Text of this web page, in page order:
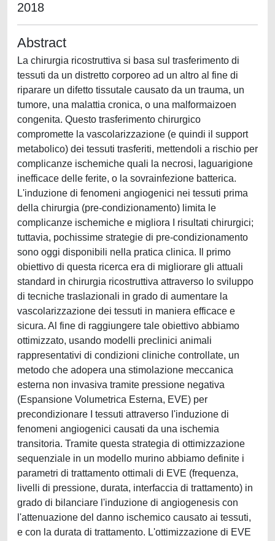
2018
Abstract
La chirurgia ricostruttiva si basa sul trasferimento di
tessuti da un distretto corporeo ad un altro al fine di
riparare un difetto tissutale causato da un trauma, un
tumore, una malattia cronica, o una malformaizoen
congenita. Questo trasferimento chirurgico
compromette la vascolarizzazione (e quindi il support
metabolico) dei tessuti trasferiti, mettendoli a rischio per
complicanze ischemiche quali la necrosi, laguarigione
inefficace delle ferite, o la sovrainfezione batterica.
L'induzione di fenomeni angiogenici nei tessuti prima
della chirurgia (pre-condizionamento) limita le
complicanze ischemiche e migliora I risultati chirurgici;
tuttavia, pochissime strategie di pre-condizionamento
sono oggi disponibili nella pratica clinica. Il primo
obiettivo di questa ricerca era di migliorare gli attuali
standard in chirurgia ricostruttiva attraverso lo sviluppo
di tecniche traslazionali in grado di aumentare la
vascolarizzazione dei tessuti in maniera efficace e
sicura. Al fine di raggiungere tale obiettivo abbiamo
ottimizzato, usando modelli preclinici animali
rappresentativi di condizioni cliniche controllate, un
metodo che adopera una stimolazione meccanica
esterna non invasiva tramite pressione negativa
(Espansione Volumetrica Esterna, EVE) per
precondizionare I tessuti attraverso l'induzione di
fenomeni angiogenici causati da una ischemia
transitoria. Tramite questa strategia di ottimizzazione
sequenziale in un modello murino abbiamo definite i
parametri di trattamento ottimali di EVE (frequenza,
livelli di pressione, durata, interfaccia di trattamento) in
grado di bilanciare l'induzione di angiogenesis con
l'attenuazione del danno ischemico causato ai tessuti,
e con la durata di trattamento. L'ottimizzazione di EVE